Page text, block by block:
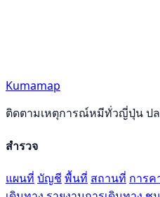
Kumamap
ติดตามเหตุการณ์หมีทั่วญี่ปุ่น ป
สำรวจ
แผนที่ บัญชี พื้นที่ สถานที่ การ